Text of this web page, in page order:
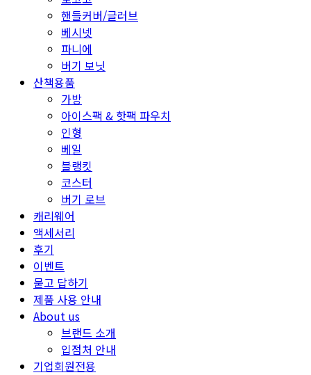
핸들커버/글러브
베시넷
파니에
버기 보닛
산책용품
가방
아이스팩 & 핫팩 파우치
인형
베일
블랭킷
코스터
버기 로브
캐리웨어
액세서리
후기
이벤트
묻고 답하기
제품 사용 안내
About us
브랜드 소개
입점처 안내
기업회원전용